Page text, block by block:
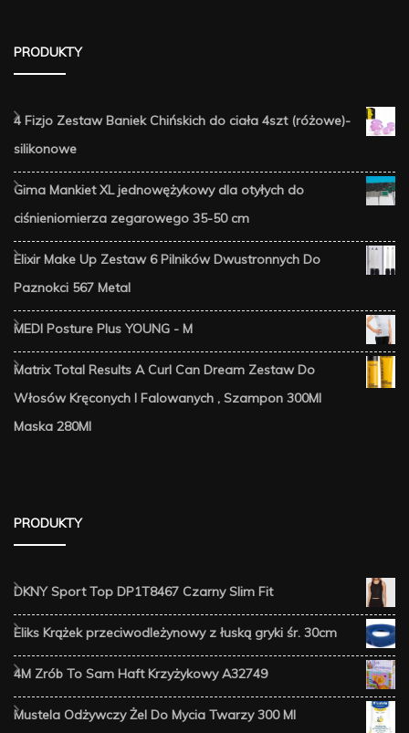
PRODUKTY
4 Fizjo Zestaw Baniek Chińskich do ciała 4szt (różowe)-
silikonowe
Gima Mankiet XL jednowężykowy dla otyłych do
ciśnieniomierza zegarowego 35-50 cm
Elixir Make Up Zestaw 6 Pilników Dwustronnych Do
Paznokci 567 Metal
MEDI Posture Plus YOUNG - M
Matrix Total Results A Curl Can Dream Zestaw Do
Włosów Kręconych I Falowanych , Szampon 300Ml
Maska 280Ml
PRODUKTY
DKNY Sport Top DP1T8467 Czarny Slim Fit
Eliks Krążek przeciwodleżynowy z łuską gryki śr. 30cm
4M Zrób To Sam Haft Krzyżykowy A32749
Mustela Odżywczy Żel Do Mycia Twarzy 300 Ml